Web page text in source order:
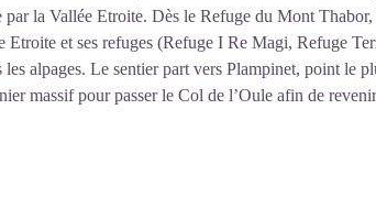
par la Vallée Etroite. Dès le Refuge du Mont
Etroite et ses refuges (Refuge I Re Magi, Refuge
alpages. Le sentier part vers Plampinet, point le
massif pour passer le Col de l’Oule afin de